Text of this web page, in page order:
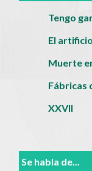
Tengo
El artificio
Muerte
Fábricas
XXVII
Se habla de...